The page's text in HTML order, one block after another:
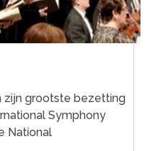
zijn grootste bezetting
Symphony
National